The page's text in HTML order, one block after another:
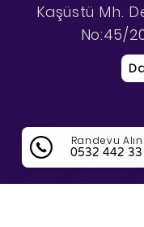
Kaşüstü Mh.
No:45/
Randevu Alın
0532 442 33